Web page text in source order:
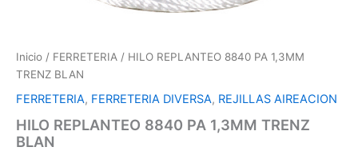
Inicio / FERRETERIA / HILO REPLANTEO 8840 PA 1,3MM
TRENZ BLAN
FERRETERIA, FERRETERIA DIVERSA, REJILLAS AIREACION
HILO REPLANTEO 8840 PA 1,3MM TRENZ
BLAN